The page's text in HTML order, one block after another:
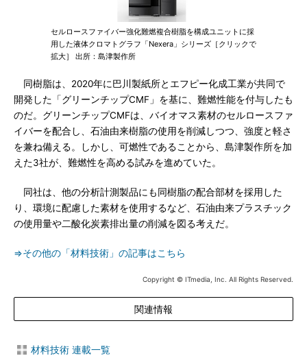
セルロースファイバー強化難燃複合樹脂を構成ユニットに採
用した液体クロマトグラフ「Nexera」シリーズ［クリックで
拡大］ 出所：島津製作所
同樹脂は、2020年に巴川製紙所とエフピー化成工業が共同で
開発した「グリーンチップCMF」を基に、難燃性能を付与したも
のだ。グリーンチップCMFは、バイオマス素材のセルロースファ
イバーを配合し、石油由来樹脂の使用を削減しつつ、強度と軽さ
を兼ね備える。しかし、可燃性であることから、島津製作所を加
えた3社が、難燃性を高める試みを進めていた。
同社は、他の分析計測製品にも同樹脂の配合部材を採用した
り、環境に配慮した素材を使用するなど、石油由来プラスチック
の使用量や二酸化炭素排出量の削減を図る考えだ。
⇒その他の「材料技術」の記事はこちら
Copyright © ITmedia, Inc. All Rights Reserved.
関連情報
材料技術 連載一覧